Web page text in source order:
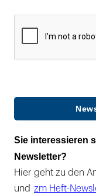
Sie interessieren
Newsletter?
Hier geht zu den
und zm Heft-